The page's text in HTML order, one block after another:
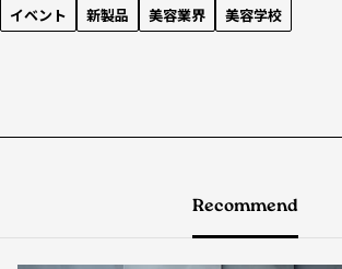
イベント 新製品 美容業界 美容学校
Recommend